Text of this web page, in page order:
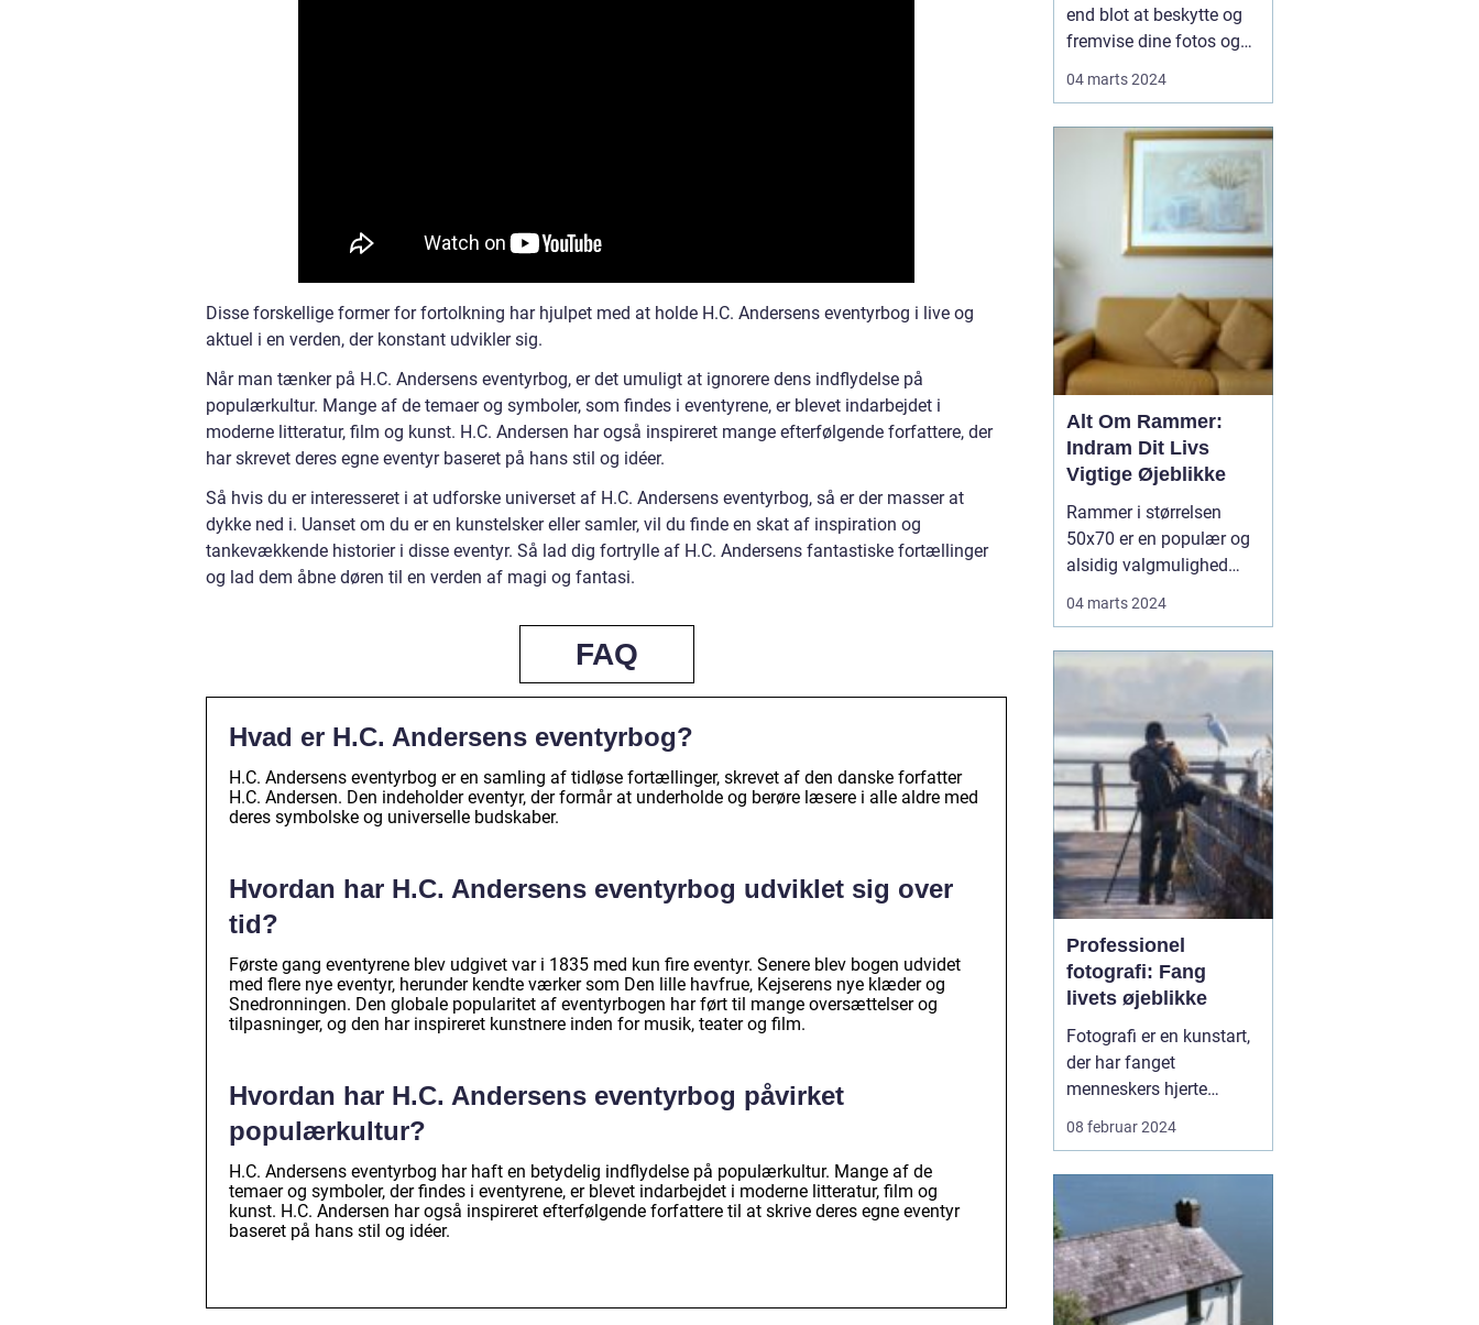
Disse forskellige former for fortolkning har hjulpet med at holde H.C. Andersens eventyrbog i live og
aktuel i en verden, der konstant udvikler sig.
Når man tænker på H.C. Andersens eventyrbog, er det umuligt at ignorere dens indflydelse på
populærkultur. Mange af de temaer og symboler, som findes i eventyrene, er blevet indarbejdet i
moderne litteratur, film og kunst. H.C. Andersen har også inspireret mange efterfølgende forfattere, der
har skrevet deres egne eventyr baseret på hans stil og idéer.
Så hvis du er interesseret i at udforske universet af H.C. Andersens eventyrbog, så er der masser at
dykke ned i. Uanset om du er en kunstelsker eller samler, vil du finde en skat af inspiration og
tankevækkende historier i disse eventyr. Så lad dig fortrylle af H.C. Andersens fantastiske fortællinger
og lad dem åbne døren til en verden af magi og fantasi.
FAQ
Hvad er H.C. Andersens eventyrbog?
H.C. Andersens eventyrbog er en samling af tidløse fortællinger, skrevet af den danske forfatter
H.C. Andersen. Den indeholder eventyr, der formår at underholde og berøre læsere i alle aldre med
deres symbolske og universelle budskaber.
Hvordan har H.C. Andersens eventyrbog udviklet sig over
tid?
Første gang eventyrene blev udgivet var i 1835 med kun fire eventyr. Senere blev bogen udvidet
med flere nye eventyr, herunder kendte værker som Den lille havfrue, Kejserens nye klæder og
Snedronningen. Den globale popularitet af eventyrbogen har ført til mange oversættelser og
tilpasninger, og den har inspireret kunstnere inden for musik, teater og film.
Hvordan har H.C. Andersens eventyrbog påvirket
populærkultur?
H.C. Andersens eventyrbog har haft en betydelig indflydelse på populærkultur. Mange af de
temaer og symboler, der findes i eventyrene, er blevet indarbejdet i moderne litteratur, film og
kunst. H.C. Andersen har også inspireret efterfølgende forfattere til at skrive deres egne eventyr
baseret på hans stil og idéer.
end blot at beskytte og
fremvise dine fotos og
bidrager til at skabe
personlighed i dit hjem.
De rigtige rammer kan
fremhæve farverne i et
04 marts 2024
Alt Om Rammer:
Indram Dit Livs
Vigtige Øjeblikke
Rammer i størrelsen
50x70 er en populær og
alsidig valgmulighed
rammer tilbyder en ideel
både mindre og
mellemstore
kunstværker på en
effektiv måde. Deres
dime...
04 marts 2024
Professionel
fotografi: Fang
livets øjeblikke
Fotografi er en kunstart,
der har fanget
menneskers hjerte
igennem generationer.
dokumentere
virkeligheden på. En
dygtig fotograf har
evnen til at fange et
08 februar 2024